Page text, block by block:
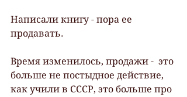
Написали книгу - пора ее
продавать.
Время изменилось, продажи -  это
больше не постыдное действие,
как учили в СССР, это больше про